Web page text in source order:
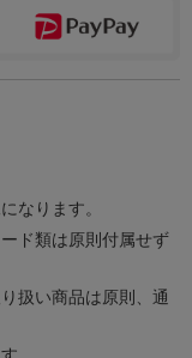
なります。
ド類は原則付属せず
扱い商品は原則、通
。